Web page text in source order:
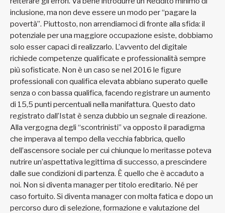
inclusione, ma non deve essere un modo per “pagare la
povertà”. Piuttosto, non arrendiamoci di fronte alla sfida: il
potenziale per una maggiore occupazione esiste, dobbiamo
solo esser capaci di realizzarlo. L’avvento del digitale
richiede competenze qualificate e professionalità sempre
più sofisticate. Non è un caso se nel 2016 le figure
professionali con qualifica elevata abbiano superato quelle
senza o con bassa qualifica, facendo registrare un aumento
di 15,5 punti percentuali nella manifattura. Questo dato
registrato dall’Istat è senza dubbio un segnale di reazione.
Alla vergogna degli “scontrinisti” va opposto il paradigma
che imperava al tempo della vecchia fabbrica, quello
dell’ascensore sociale per cui chiunque lo meritasse poteva
nutrire un’aspettativa legittima di successo, a prescindere
dalle sue condizioni di partenza. È quello che è accaduto a
noi. Non si diventa manager per titolo ereditario. Né per
caso fortuito. Si diventa manager con molta fatica e dopo un
percorso duro di selezione, formazione e valutazione del